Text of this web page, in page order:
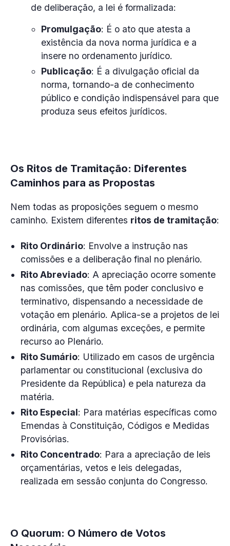
de deliberação, a lei é formalizada:
Promulgação: É o ato que atesta a
existência da nova norma jurídica e a
insere no ordenamento jurídico.
Publicação: É a divulgação oficial da
norma, tornando-a de conhecimento
público e condição indispensável para que
produza seus efeitos jurídicos.
Os Ritos de Tramitação: Diferentes
Caminhos para as Propostas
Nem todas as proposições seguem o mesmo
caminho. Existem diferentes ritos de tramitação:
Rito Ordinário: Envolve a instrução nas
comissões e a deliberação final no plenário.
Rito Abreviado: A apreciação ocorre somente
nas comissões, que têm poder conclusivo e
terminativo, dispensando a necessidade de
votação em plenário. Aplica-se a projetos de lei
ordinária, com algumas exceções, e permite
recurso ao Plenário.
Rito Sumário: Utilizado em casos de urgência
parlamentar ou constitucional (exclusiva do
Presidente da República) e pela natureza da
matéria.
Rito Especial: Para matérias específicas como
Emendas à Constituição, Códigos e Medidas
Provisórias.
Rito Concentrado: Para a apreciação de leis
orçamentárias, vetos e leis delegadas,
realizada em sessão conjunta do Congresso.
O Quorum: O Número de Votos